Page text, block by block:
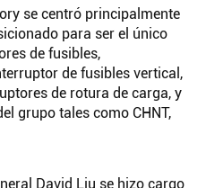
se centró principalmente
para ser el único
de fusibles,
de fusibles vertical,
de rotura de carga, y
grupo tales como CHNT,
David Liu se hizo cargo